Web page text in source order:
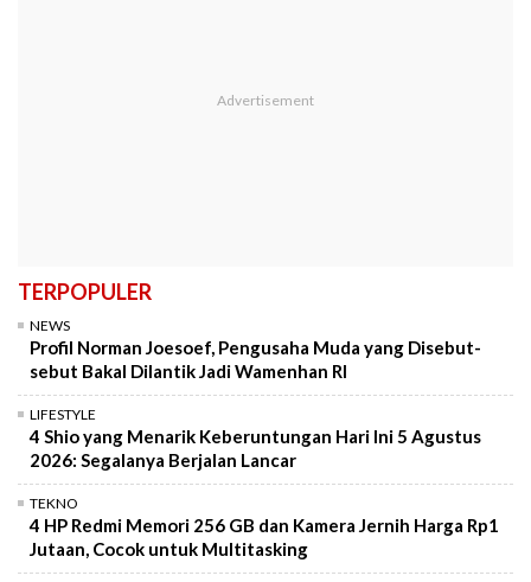
TERPOPULER
NEWS
Profil Norman Joesoef, Pengusaha Muda yang Disebut-
sebut Bakal Dilantik Jadi Wamenhan RI
LIFESTYLE
4 Shio yang Menarik Keberuntungan Hari Ini 5 Agustus
2026: Segalanya Berjalan Lancar
TEKNO
4 HP Redmi Memori 256 GB dan Kamera Jernih Harga Rp1
Jutaan, Cocok untuk Multitasking